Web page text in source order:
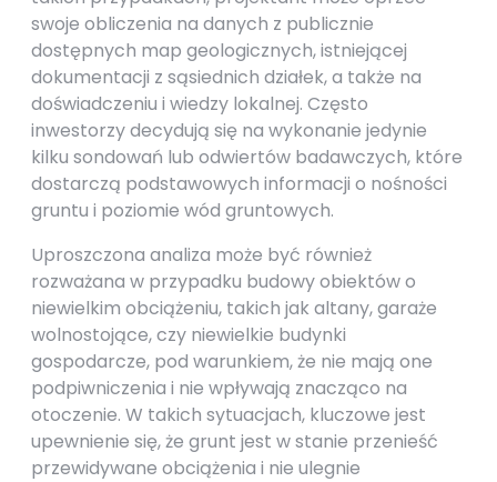
swoje obliczenia na danych z publicznie
dostępnych map geologicznych, istniejącej
dokumentacji z sąsiednich działek, a także na
doświadczeniu i wiedzy lokalnej. Często
inwestorzy decydują się na wykonanie jedynie
kilku sondowań lub odwiertów badawczych, które
dostarczą podstawowych informacji o nośności
gruntu i poziomie wód gruntowych.
Uproszczona analiza może być również
rozważana w przypadku budowy obiektów o
niewielkim obciążeniu, takich jak altany, garaże
wolnostojące, czy niewielkie budynki
gospodarcze, pod warunkiem, że nie mają one
podpiwniczenia i nie wpływają znacząco na
otoczenie. W takich sytuacjach, kluczowe jest
upewnienie się, że grunt jest w stanie przenieść
przewidywane obciążenia i nie ulegnie